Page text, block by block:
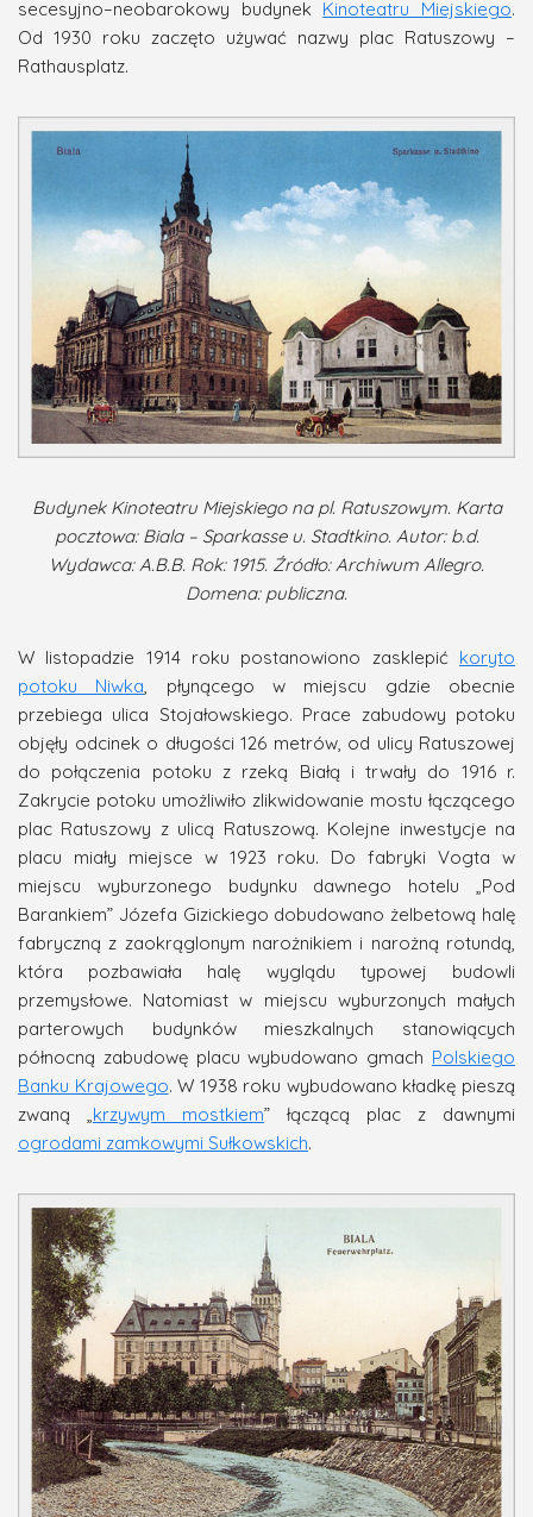
secesyjno–neobarokowy budynek Kinoteatru Miejskiego.
Od 1930 roku zaczęto używać nazwy plac Ratuszowy –
Rathausplatz.
Budynek Kinoteatru Miejskiego na pl. Ratuszowym. Karta
pocztowa: Biala – Sparkasse u. Stadtkino. Autor: b.d.
Wydawca: A.B.B. Rok: 1915. Źródło: Archiwum Allegro.
Domena: publiczna.
W listopadzie 1914 roku postanowiono zasklepić koryto
potoku Niwka, płynącego w miejscu gdzie obecnie
przebiega ulica Stojałowskiego. Prace zabudowy potoku
objęły odcinek o długości 126 metrów, od ulicy Ratuszowej
do połączenia potoku z rzeką Białą i trwały do 1916 r.
Zakrycie potoku umożliwiło zlikwidowanie mostu łączącego
plac Ratuszowy z ulicą Ratuszową. Kolejne inwestycje na
placu miały miejsce w 1923 roku. Do fabryki Vogta w
miejscu wyburzonego budynku dawnego hotelu „Pod
Barankiem” Józefa Gizickiego dobudowano żelbetową halę
fabryczną z zaokrąglonym narożnikiem i narożną rotundą,
która pozbawiała halę wyglądu typowej budowli
przemysłowe. Natomiast w miejscu wyburzonych małych
parterowych budynków mieszkalnych stanowiących
północną zabudowę placu wybudowano gmach Polskiego
Banku Krajowego. W 1938 roku wybudowano kładkę pieszą
zwaną „krzywym mostkiem” łączącą plac z dawnymi
ogrodami zamkowymi Sułkowskich.